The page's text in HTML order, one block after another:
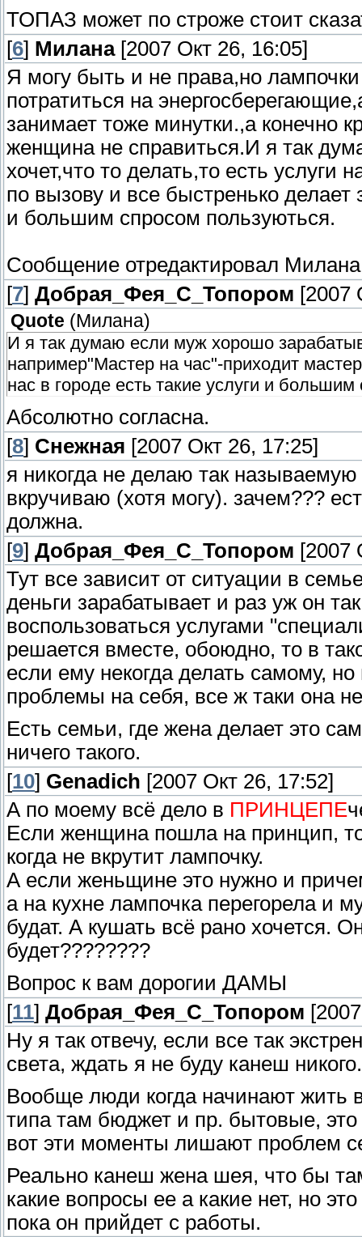
ТОПАЗ может по строже стоит
[6] Милана[2007 Окт 26, 16:05]
Я могу быть и не права,но
потратиться на
занимает тоже минутки.,а конечно
женщина не справиться.И я так
хочет,что то делать,то есть
по вызову и все быстренько делает
и большим спросом пользуються.
Сообщение отредактировал Милана
[7] Добрая_Фея_С_Топором [2007
Quote (Милана)
И я так думаю если муж хорошо
например"Мастер на час"-приходит
нас в городе есть такие услуги и
Абсолютно согласна.
[8] Снежная [2007 Окт 26, 17:25]
я никогда не делаю так
вкручиваю (хотя могу). зачем???
должна.
[9] Добрая_Фея_С_Топором [2007
Тут все зависит от ситуации в
деньги зарабатывает и раз уж он
воспользоваться услугами
решается вместе, обоюдно, то в
если ему некогда делать самому,
проблемы на себя, все ж таки она
Есть семьи, где жена делает это
ничего такого.
[10] Genadich [2007 Окт 26, 17:52]
А по моему всё дело в ПРИНЦЕПЕ
Если женщина пошла на принцип,
когда не вкрутит лампочку.
А если женьщине это нужно и
а на кухне лампочка перегорела и
будат. А кушать всё рано хочется.
будет????????
Вопрос к вам дорогии ДАМЫ
[11] Добрая_Фея_С_Топором
Ну я так отвечу, если все так
света, ждать я не буду канеш
Вообще люди когда начинают жить
типа там бюджет и пр. бытовые, это
вот эти моменты лишают проблем
Реально канеш жена шея, что бы
какие вопросы ее а какие нет, но
пока он прийдет с работы.